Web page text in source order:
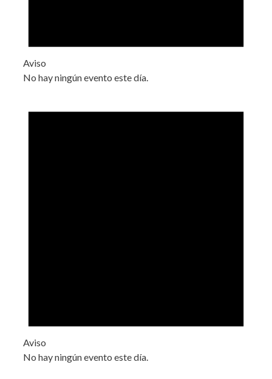
Aviso
No hay ningún evento este día.
Aviso
No hay ningún evento este día.